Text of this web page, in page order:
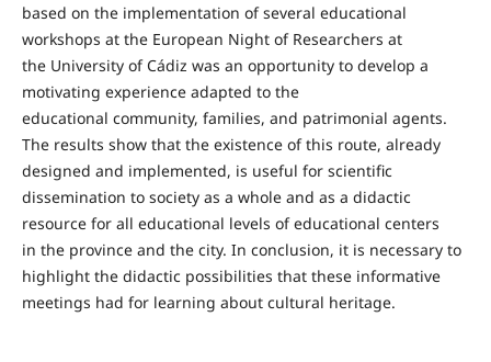
based on the implementation of several educational
workshops at the European Night of Researchers at
the University of Cádiz was an opportunity to develop a
motivating experience adapted to the
educational community, families, and patrimonial agents.
The results show that the existence of this route, already
designed and implemented, is useful for scientific
dissemination to society as a whole and as a didactic
resource for all educational levels of educational centers
in the province and the city. In conclusion, it is necessary to
highlight the didactic possibilities that these informative
meetings had for learning about cultural heritage.